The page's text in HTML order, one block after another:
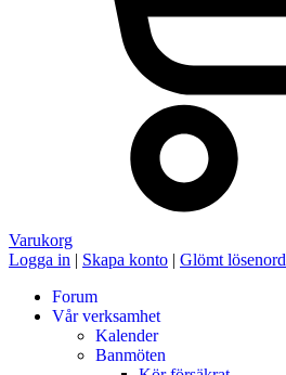
Varukorg
Logga in | Skapa konto | Glömt lösenord
Forum
Vår verksamhet
Kalender
Banmöten